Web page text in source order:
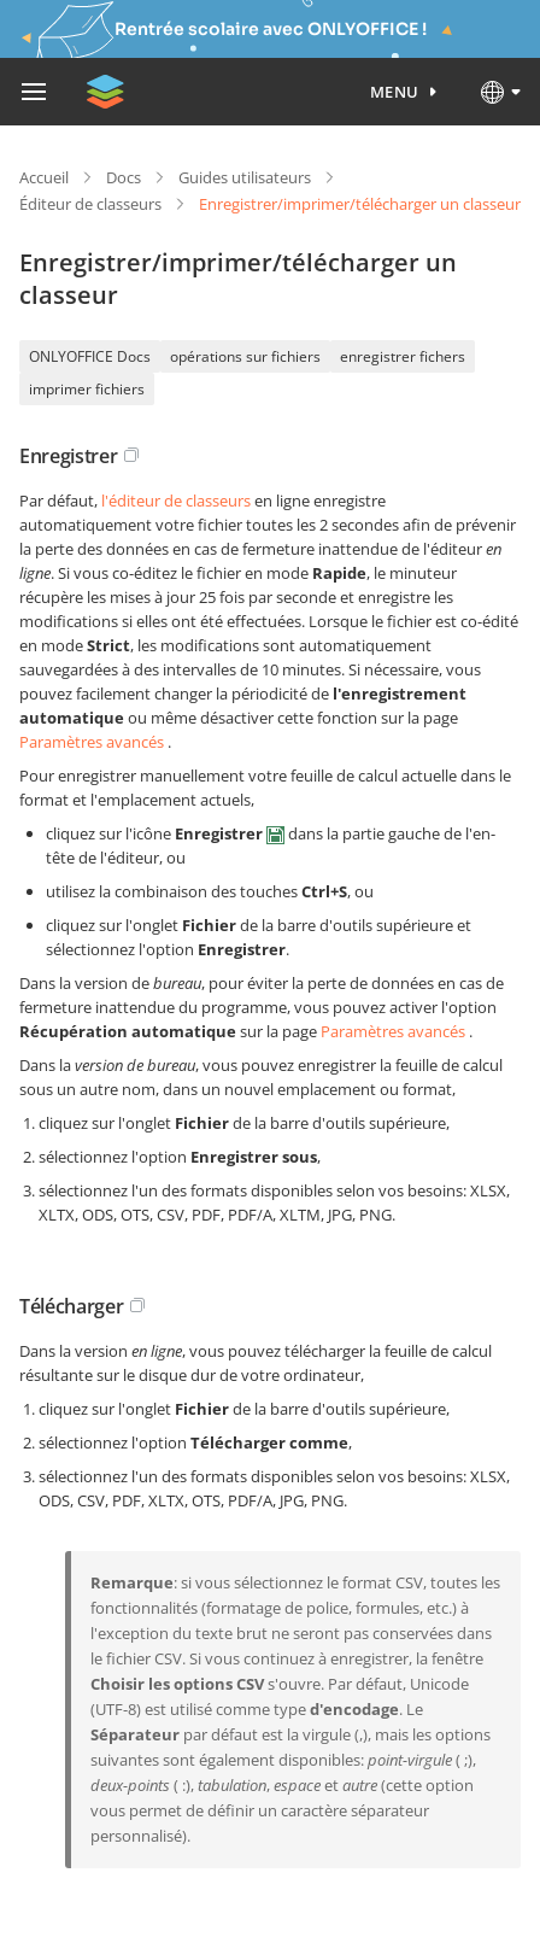
Rentrée scolaire avec ONLYOFFICE !
MENU
Accueil Docs
Guides utilisateurs
Éditeur de classeurs
Enregistrer/imprimer/télécharger un classeur
Enregistrer/imprimer/télécharger un
classeur
ONLYOFFICE Docs opérations sur fichiers
enregistrer fichers
imprimer fichiers
Enregistrer
Par défaut, l'éditeur de classeursen ligne enregistre
automatiquement votre fichier toutes les 2 secondes afin de prévenir
la perte des données en cas de fermeture inattendue de l'éditeuren
ligne. Si vous co-éditez le fichier en mode Rapide, le minuteur
récupère les mises à jour 25 fois par seconde et enregistre les
modifications si elles ont été effectuées. Lorsque le fichier est co-édité
en modeStrict, les modifications sont automatiquement
sauvegardées à des intervalles de 10 minutes. Si nécessaire, vous
pouvez facilement changer la périodicité de l'enregistrement
automatiqueou même désactiver cette fonction sur la page
Paramètres avancés .
Pour enregistrer manuellement votre feuille de calcul actuelle dans le
format et l'emplacement actuels,
cliquez sur l'icône Enregistrer
dans la partie gauche de l'en-
tête de l'éditeur, ou
utilisez la combinaison des touchesCtrl+S, ou
cliquez sur l'onglet Fichierde la barre d'outils supérieure et
sélectionnez l'option Enregistrer.
Dans la version debureau, pour éviter la perte de données en cas de
fermeture inattendue du programme, vous pouvez activer l'option
Récupération automatiquesur la page Paramètres avancés .
Dans laversion debureau, vous pouvez enregistrer la feuille de calcul
sous un autre nom, dans un nouvel emplacement ou format,
cliquez sur l'onglet Fichierde la barre d'outils supérieure,
sélectionnez l'option Enregistrer sous,
sélectionnez l'un des formats disponibles selon vos besoins: XLSX,
XLTX, ODS, OTS, CSV, PDF, PDF/A, XLTM, JPG, PNG.
Télécharger
Dans la version en ligne, vous pouvez télécharger la feuille de calcul
résultante sur le disque dur de votre ordinateur,
cliquez sur l'onglet Fichierde la barre d'outils supérieure,
sélectionnez l'option Télécharger comme,
sélectionnez l'un des formats disponibles selon vos besoins: XLSX,
ODS, CSV, PDF, XLTX, OTS, PDF/A, JPG, PNG.
Remarque: si vous sélectionnez le format CSV, toutes les
fonctionnalités (formatage de police, formules, etc.) à
l'exception du texte brut ne seront pas conservées dans
le fichier CSV. Si vous continuez à enregistrer, la fenêtre
Choisir les options CSVs'ouvre. Par défaut, Unicode
(UTF-8) est utilisé comme typed'encodage. Le
Séparateur par défaut est la virgule (,), mais les options
suivantes sont également disponibles:point-virgule( ;),
deux-points ( :),tabulation,espaceetautre(cette option
vous permet de définir un caractère séparateur
personnalisé).